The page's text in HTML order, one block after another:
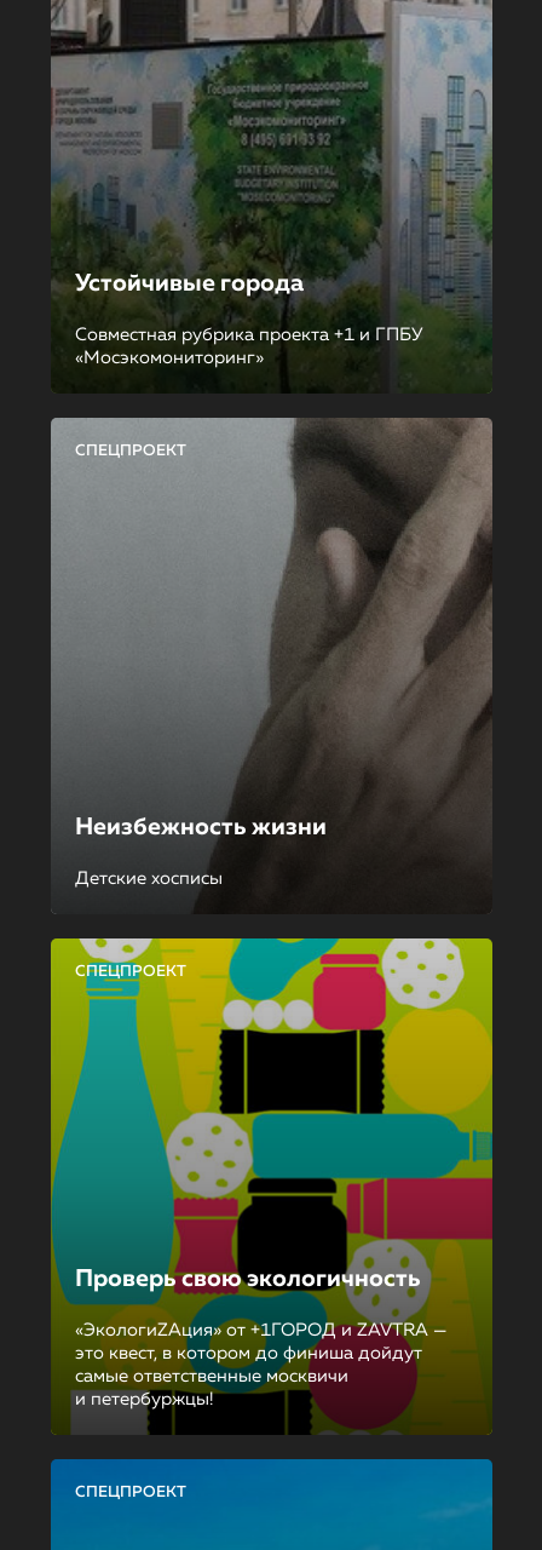
Устойчивые города
Совместная рубрика проекта +1 и ГПБУ
«Мосэкомониторинг»
СПЕЦПРОЕКТ
Неизбежность жизни
Детские хосписы
СПЕЦПРОЕКТ
Проверь свою экологичность
«ЭкологиZAция» от +1ГОРОД и ZAVTRA —
это квест, в котором до финиша дойдут
самые ответственные москвичи
и петербуржцы!
СПЕЦПРОЕКТ